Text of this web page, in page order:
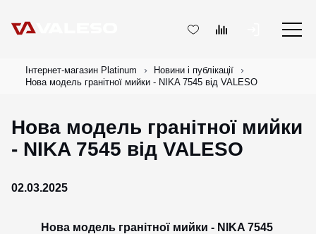
Інтернет-магазин Platinum
Новини і публікації
Нова модель гранітної мийки - NIKA 7545 від VALESO
Нова модель гранітної мийки
- NIKA 7545 від VALESO
02.03.2025
Нова модель гранітної мийки - NIKA 7545